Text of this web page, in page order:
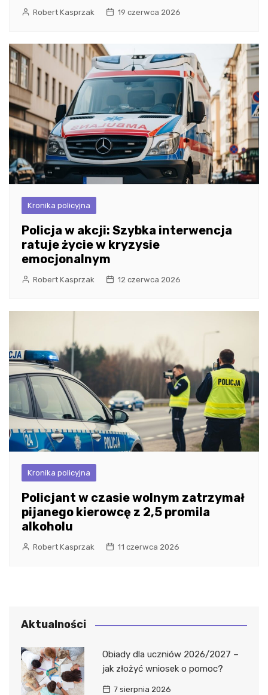
Robert Kasprzak 19 czerwca 2026
Kronika policyjna
Policja w akcji: Szybka interwencja
ratuje życie w kryzysie
emocjonalnym
Robert Kasprzak 12 czerwca 2026
Kronika policyjna
Policjant w czasie wolnym zatrzymał
pijanego kierowcę z 2,5 promila
alkoholu
Robert Kasprzak 11 czerwca 2026
Aktualności
Obiady dla uczniów 2026/2027 –
jak złożyć wniosek o pomoc?
7 sierpnia 2026